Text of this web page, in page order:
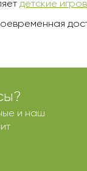
детские
и наш